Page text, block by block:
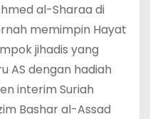
al-Sharaa di
memimpin Hayat
jihadis yang
AS dengan hadiah
interim Suriah
Bashar al-Assad